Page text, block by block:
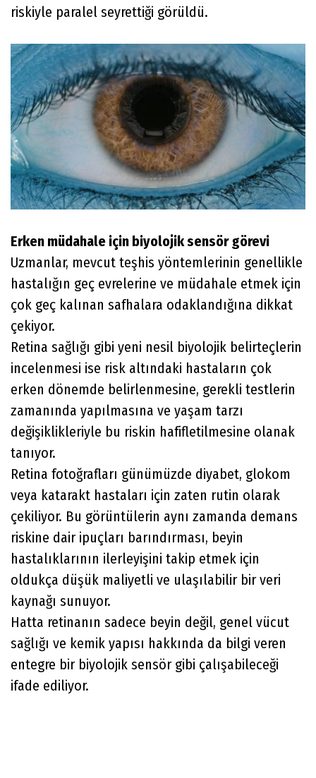
riskiyle paralel seyrettiği görüldü.
Erken müdahale için biyolojik sensör görevi
Uzmanlar, mevcut teşhis yöntemlerinin genellikle
hastalığın geç evrelerine ve müdahale etmek için
çok geç kalınan safhalara odaklandığına dikkat
çekiyor.
Retina sağlığı gibi yeni nesil biyolojik belirteçlerin
incelenmesi ise risk altındaki hastaların çok
erken dönemde belirlenmesine, gerekli testlerin
zamanında yapılmasına ve yaşam tarzı
değişiklikleriyle bu riskin hafifletilmesine olanak
tanıyor.
Retina fotoğrafları günümüzde diyabet, glokom
veya katarakt hastaları için zaten rutin olarak
çekiliyor. Bu görüntülerin aynı zamanda demans
riskine dair ipuçları barındırması, beyin
hastalıklarının ilerleyişini takip etmek için
oldukça düşük maliyetli ve ulaşılabilir bir veri
kaynağı sunuyor.
Hatta retinanın sadece beyin değil, genel vücut
sağlığı ve kemik yapısı hakkında da bilgi veren
entegre bir biyolojik sensör gibi çalışabileceği
ifade ediliyor.